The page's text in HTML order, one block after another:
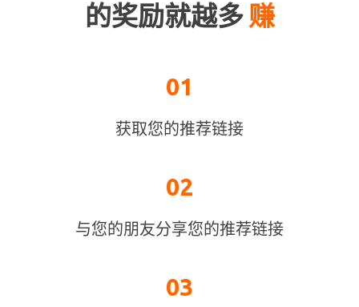
的奖励就越多 赚
01
获取您的推荐链接
02
与您的朋友分享您的推荐链接
03